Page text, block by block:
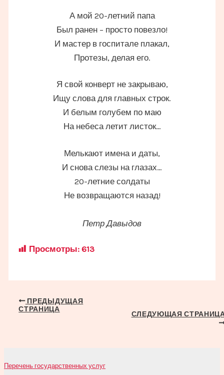
А мой 20-летний папа
Был ранен – просто повезло!
И мастер в госпитале плакал,
Протезы, делая его.
Я свой конверт не закрываю,
Ищу слова для главных строк.
И белым голубем по маю
На небеса летит листок…
Мелькают имена и даты,
И снова слезы на глазах…
20-летние солдаты
Не возвращаются назад!
Петр Давыдов
Просмотры: 613
Навигация
ПРЕДЫДУЩАЯ
СТРАНИЦА
СЛЕДУЮЩАЯ
Перечень государственных услуг